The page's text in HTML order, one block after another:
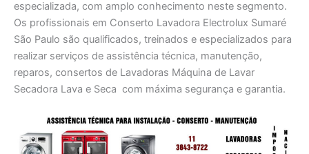
especializada, com amplo conhecimento neste segmento.
Os profissionais em Conserto Lavadora Electrolux Sumaré
São Paulo são qualificados, treinados e especializados para
realizar serviços de assistência técnica, manutenção,
reparos, consertos de Lavadoras Máquina de Lavar
Secadora Lava e Seca com máxima segurança e garantia.